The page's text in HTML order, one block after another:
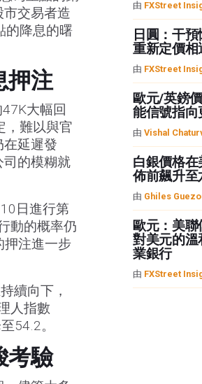
交易者造
的降息的曙
押注
大幅回
，難以與官
延遲發
的模糊就
日進行第
動的概率仍
押注進一步
續向下，
人指數
54.2。
考驗
由 FXStreet
日圓：干
重新定價相
由 FXStreet
歐元/英鎊
能信號指向
由 Vishal
白銀價格
佈前飆升至
由 Ghiles
歐元：美
對美元的
業銀行
由 FXStreet